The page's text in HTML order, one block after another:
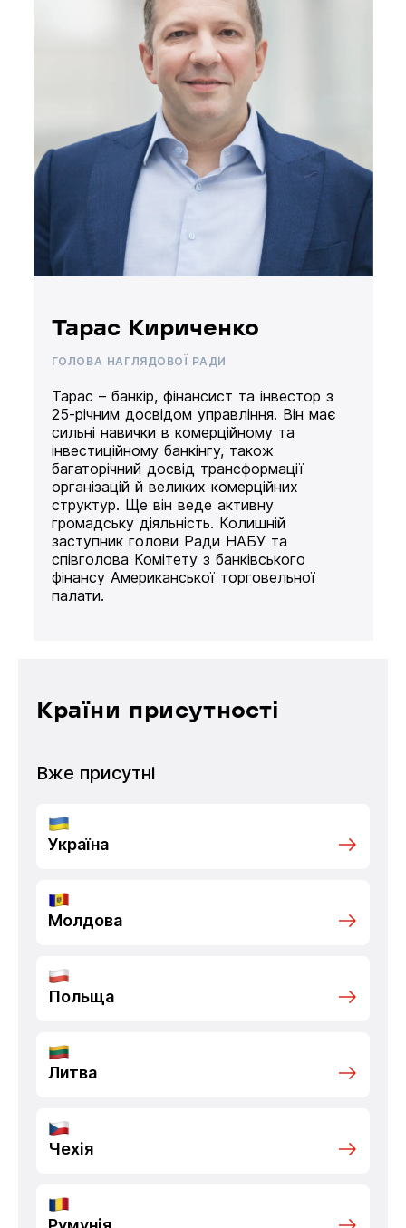
Тарас Кириченко
ГОЛОВА НАГЛЯДОВОЇ РАДИ
Тарас – банкір, фінансист та інвестор з
25-річним досвідом управління. Він має
сильні навички в комерційному та
інвестиційному банкінгу, також
багаторічний досвід трансформації
організацій й великих комерційних
структур. Ще він веде активну
громадську діяльність. Колишній
заступник голови Ради НАБУ та
співголова Комітету з банківського
фінансу Американської торговельної
палати.
Країни присутності
Вже присутні
Україна
Молдова
Польща
Литва
Чехія